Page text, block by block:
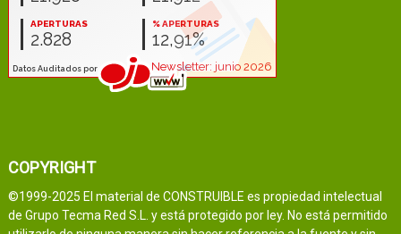
COPYRIGHT
©1999-2025 El material de CONSTRUIBLE es propiedad intelectual
de Grupo Tecma Red S.L. y está protegido por ley. No está permitido